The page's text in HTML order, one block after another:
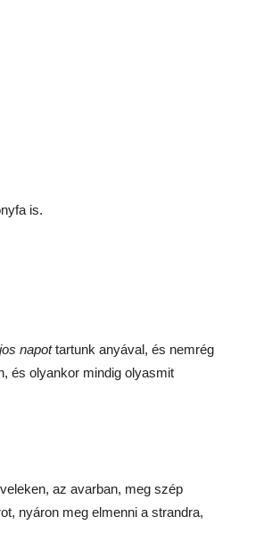
is.
napottartunk anyával, és nemrég
és olyankor mindig olyasmit
az avarban, meg szép
nyáron meg elmenni a strandra,